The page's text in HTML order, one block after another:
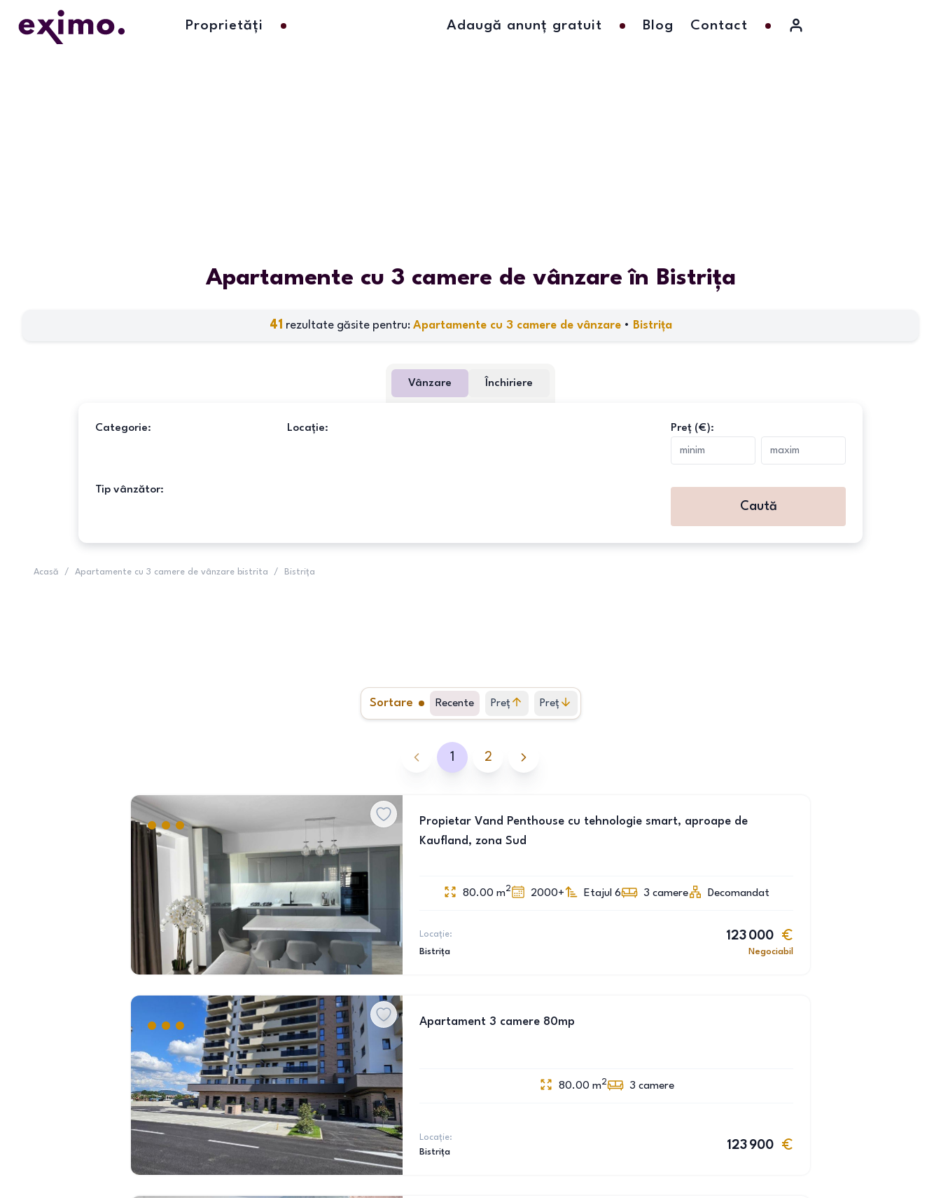
Proprietăți Adaugă anunț gratuit Blog Contact
Apartamente cu 3 camere de vânzare în Bistrița
41 rezultate găsite pentru: Apartamente cu 3 camere de vânzare • Bistrița
Vânzare Închiriere
Categorie: Locație: Preț (€):
Tip vânzător:
Caută
Acasă / Apartamente cu 3 camere de vânzare bistrita / Bistrița
Sortare Recente Preț
crescător
Preț
descrescător
1 2
Propietar Vand Penthouse cu tehnologie smart, aproape de
Kaufland, zona Sud
80.00 m2 2000+ Etajul 6 3 camere Decomandat
Locație:
Bistrița
123 000
Negociabil
Apartament 3 camere 80mp
80.00 m2 3 camere
Locație:
Bistrița
123 900